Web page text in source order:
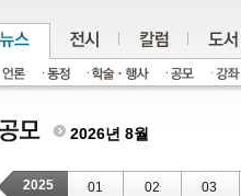
2026년 8월
2025 01 02 03